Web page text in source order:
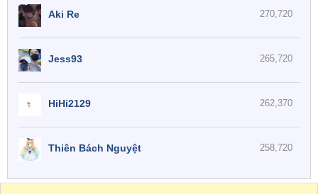
270,720
Aki Re
265,720
Jess93
262,370
HiHi2129
258,720
Thiên Bách Nguyệt